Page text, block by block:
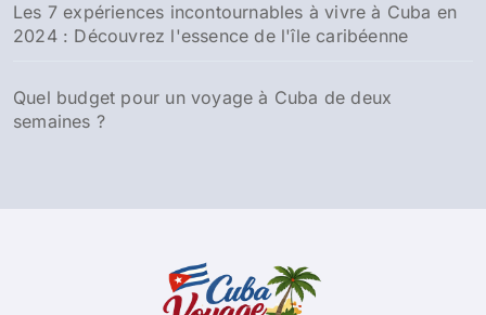
Les 7 expériences incontournables à vivre à Cuba en
2024 : Découvrez l'essence de l'île caribéenne
Quel budget pour un voyage à Cuba de deux
semaines ?